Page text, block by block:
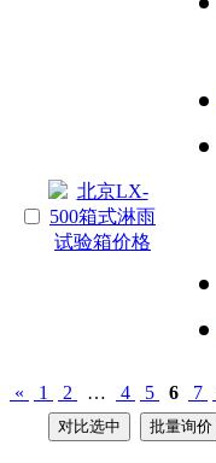
« 1 2 … 4 5 6 7